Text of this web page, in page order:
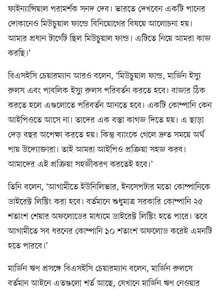
ফাইন্যান্সিয়াল পরামর্শক সনদ দেব। ভারতে দেখবেন একটি পানের
দোকানেও মিউচুয়াল ফান্ডে বিনিয়োগের বিষয়ে আলোচনা হয়।
আমার প্রধান টার্গেট ছিল মিউচুয়াল ফান্ড। এটিতে নিয়ে আমরা কাজ
করছি।’
বিএসইসি চেয়ারম্যান আরও বলেন, ‘মিউচুয়াল ফান্ড, মার্জিন ইস্যু
রুলস এবং পাবলিক ইস্যু রুলস পরিবর্তন করতে হবে। বাজার ঠিক
করতে হলে এগুলোতে পরিবর্তন আনতে হবে। একটি কোম্পানি কেন
আইপিওতে আসে না। তাদের এক বস্তা কাগজ দিতে হয়। এ ছাড়া
দেড় বছর অপেক্ষা করতে হয়। কিন্তু ব্যাংকে গেলে দ্রুত সময়ে অর্থ
পায় উদ্যোক্তারা। তাই আমরা আইপিও প্রক্রিয়া সহজ করব।
আমাদের এই প্রক্রিয়া সহজীকরণ করতেই হবে।’
তিনি বলেন, ‘আগামীতে ইউনিলিভার, ইনসেপটার মতো কোম্পানিকে
ডাইরেক্ট লিস্টিং করা হবে। বর্তমানে শুধুমাত্র সরকারি কোম্পানি ২৫
শতাংশ শেয়ার অফলোডের মাধ্যমে ডাইরেক্ট লিস্টিং হতে পারে। তবে
আগামীতে সব ধরনের কোম্পানি ১০ শতাংশ অফলোড করেই এমনটি
হতে পারবে।’
মার্জিন ঋণ প্রসঙ্গে বিএসইসি চেয়ারম্যান বলেন, মার্জিন রুলসে
বর্তমান আইনে এতগুলো শর্ত আছে, যেখানে মার্জিন ঋণ নেওয়ার